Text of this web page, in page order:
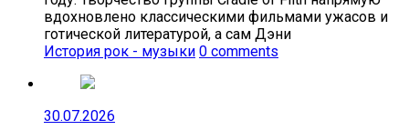
вдохновлено классическими фильмами ужасов и
готической литературой, а сам Дэни
История рок - музыки 0 comments
30.07.2026